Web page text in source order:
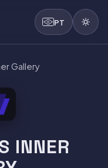
PT
Gallery
INNER